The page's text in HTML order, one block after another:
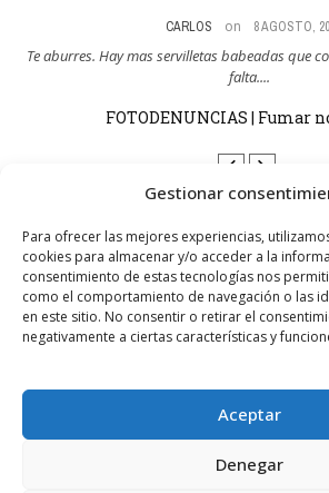
Gestionar
Para ofrecer las mejores experiencias,
cookies para almacenar y/o acceder a la
consentimiento de estas tecnologías nos
como el comportamiento de navegación o las
en este sitio. No consentir o retirar el
negativamente a ciertas características y
Aceptar
Denegar
CARLOS on 8 AGOSTO,
Te aburres. Hay mas servilletas babeadas que
falta....
FOTODENUNCIAS | Fumar
SÍGUENOS
1.10K+